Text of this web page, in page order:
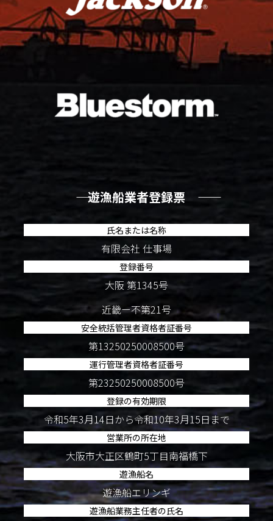
―― 遊漁船業者登録票 ――
氏名または名称
有限会社 仕事場
登録番号
大阪 第1345号
近畿ー不第21号
安全統括管理者資格者証番号
第13250250008500号
運行管理者資格者証番号
第23250250008500号
登録の有効期限
令和5年3月14日から令和10年3月15日まで
営業所の所在地
大阪市大正区鶴町5丁目南福橋下
遊漁船名
遊漁船エリンギ
遊漁船業務主任者の氏名